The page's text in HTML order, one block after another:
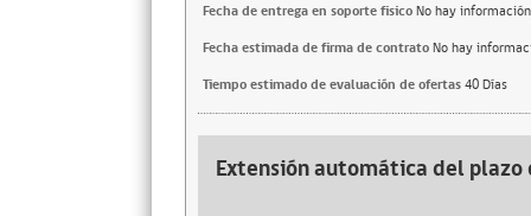
Fecha de entrega en soporte fisicoNo hay información
Fecha estimada de firma de contratoNo hay
Tiempo estimado de evaluación de ofertas40 Días
Extensión automática del plazo